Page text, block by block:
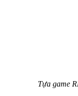
Tựa game